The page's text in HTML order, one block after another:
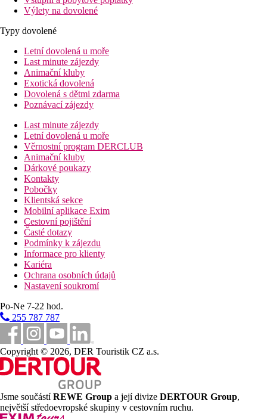
Výlety na dovolené
Typy dovolené
Letní dovolená u moře
Last minute zájezdy
Animační kluby
Exotická dovolená
Dovolená s dětmi zdarma
Poznávací zájezdy
Last minute zájezdy
Letní dovolená u moře
Věrnostní program DERCLUB
Animační kluby
Dárkové poukazy
Kontakty
Pobočky
Klientská sekce
Mobilní aplikace Exim
Cestovní pojištění
Časté dotazy
Podmínky k zájezdu
Informace pro klienty
Kariéra
Ochrana osobních údajů
Nastavení soukromí
Po-Ne 7-22 hod.
255 787 787
Copyright © 2026, DER Touristik CZ a.s.
Jsme součástíREWE Group a její divize DERTOUR Group,
největší středoevropské skupiny v cestovním ruchu.